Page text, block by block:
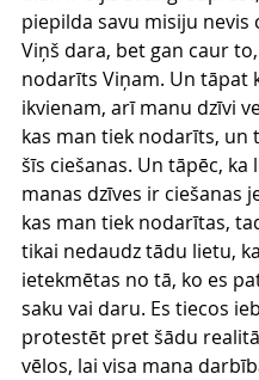
piepilda savu misiju nevis
Viņš dara, bet gan caur
nodarīts Viņam. Un tāpat
ikvienam, arī manu dzīvi
kas man tiek nodarīts, un
šīs ciešanas. Un tāpēc, ka
manas dzīves ir ciešanas
kas man tiek nodarītas,
tikai nedaudz tādu lietu,
ietekmētas no tā, ko es
saku vai daru. Es tiecos
protestēt pret šādu
vēlos, lai visa mana